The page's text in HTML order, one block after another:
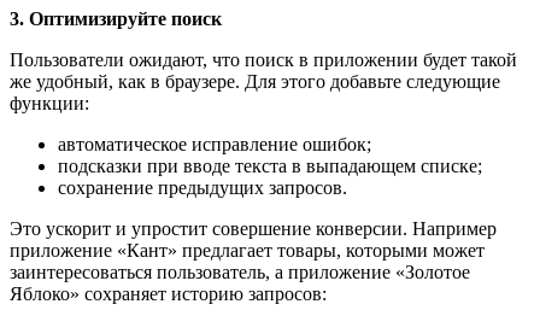
3. Оптимизируйте поиск
Пользователи ожидают, что поиск в приложении будет такой
же удобный, как в браузере. Для этого добавьте следующие
функции:
автоматическое исправление ошибок;
подсказки при вводе текста в выпадающем списке;
сохранение предыдущих запросов.
Это ускорит и упростит совершение конверсии. Например
приложение «Кант» предлагает товары, которыми может
заинтересоваться пользователь, а приложение «Золотое
Яблоко» сохраняет историю запросов: